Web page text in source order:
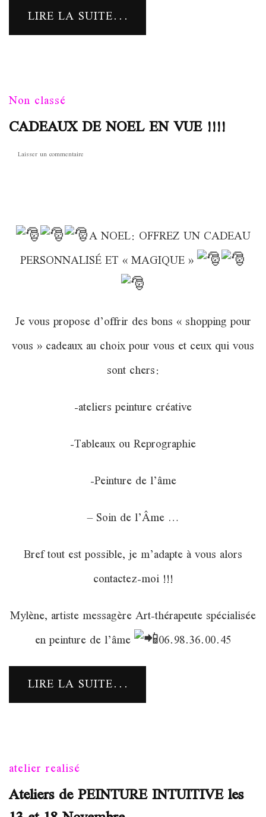
LIRE LA SUITE...
Non classé
CADEAUX DE NOEL EN VUE !!!!
Laisser un commentaire
!!!!A NOEL: OFFREZ UN CADEAU
PERSONNALISÉ ET « MAGIQUE »
Je vous propose d’offrir des bons « shopping pour
vous » cadeaux au choix pour vous et ceux qui vous
sont chers:
-ateliers peinture créative
-Tableaux ou Reprographie
-Peinture de l’âme
– Soin de l’Âme …
Bref tout est possible, je m’adapte à vous alors
contactez-moi !!!
Mylène, artiste messagère Art-thérapeute spécialisée
en peinture de l’âme
06.98.36.00.45
LIRE LA SUITE...
atelier realisé
Ateliers de PEINTURE INTUITIVE les